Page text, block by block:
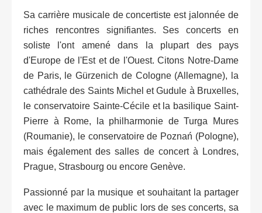
Sa carrière musicale de concertiste est jalonnée de
riches rencontres signifiantes. Ses concerts en
soliste l'ont amené dans la plupart des pays
d'Europe de l'Est et de l'Ouest. Citons Notre-Dame
de Paris, le Gürzenich de Cologne (Allemagne), la
cathédrale des Saints Michel et Gudule à Bruxelles,
le conservatoire Sainte-Cécile et la basilique Saint-
Pierre à Rome, la philharmonie de Turga Mures
(Roumanie), le conservatoire de Poznań (Pologne),
mais également des salles de concert à Londres,
Prague, Strasbourg ou encore Genève.
Passionné par la musique et souhaitant la partager
avec le maximum de public lors de ses concerts, sa